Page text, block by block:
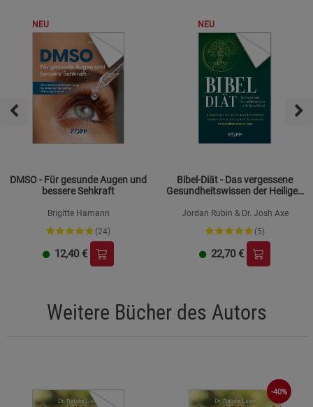
NEU
DMSO - Für gesunde Augen und
bessere Sehkraft
Brigitte Hamann
(24)
12,40 €
NEU
Bibel-Diät - Das vergessene
Gesundheitswissen der Heiligen
Jordan Rubin & Dr. Josh Axe
(5)
22,70 €
Weitere Bücher des Autors
-40%